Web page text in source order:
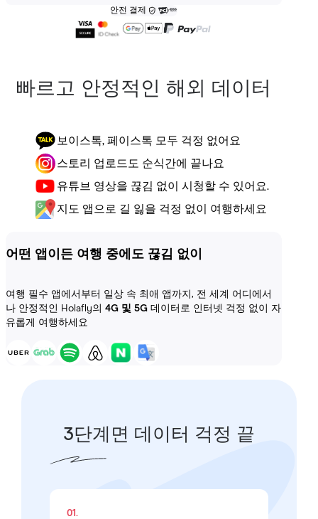
안전 결제
빠르고 안정적인 해외 데이터
보이스톡, 페이스톡 모두 걱정 없어요
스토리 업로드도 순식간에 끝나요
유튜브 영상을 끊김 없이 시청할 수 있어요.
지도 앱으로 길 잃을 걱정 없이 여행하세요
어떤 앱이든 여행 중에도 끊김 없이
여행 필수 앱에서부터 일상 속 최애 앱까지, 전 세계 어디에서
나 안정적인 Holafly의 4G 및 5G 데이터로 인터넷 걱정 없이 자
유롭게 여행하세요
3단계면 데이터 걱정 끝
01.